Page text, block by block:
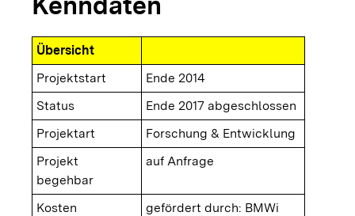
Übersicht
Projektstart
Ende 2014
Status
Ende 2017 abgeschlossen
Projektart
Forschung & Entwicklung
Projekt
begehbar
auf Anfrage
Kosten
gefördert durch: BMWi